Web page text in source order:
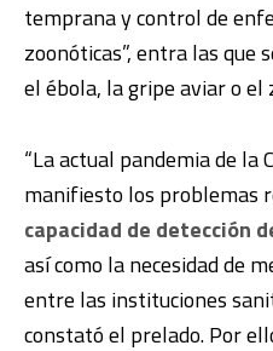
temprana y control de
zoonóticas”, entra las que
el ébola, la gripe aviar o el
“La actual pandemia de la
manifiesto los problemas
capacidad de detección
así como la necesidad de
entre las instituciones
constató el prelado. Por